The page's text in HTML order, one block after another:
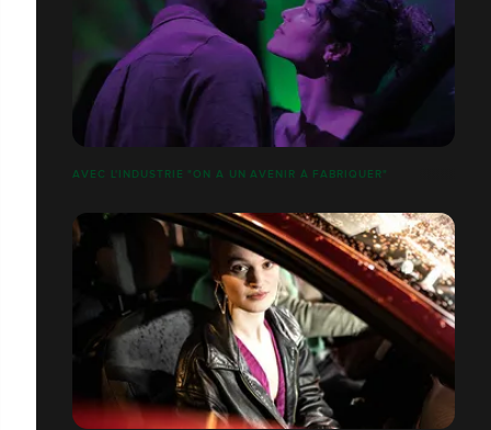
AVEC L'INDUSTRIE "ON A UN AVENIR À FABRIQUER"